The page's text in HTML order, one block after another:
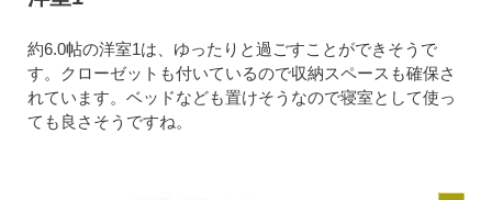
約6.0帖の洋室1は、ゆったりと過ごすことができそうで
す。クローゼットも付いているので収納スペースも確保さ
れています。ベッドなども置けそうなので寝室として使っ
ても良さそうですね。